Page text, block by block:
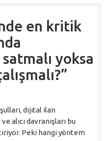
en kritik
yoksa
dijital ilan
alıcı davranışları bu
Peki hangi yöntem